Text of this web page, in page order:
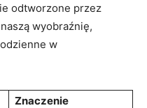
odtworzone przez
wyobraźnię,
w
Znaczenie